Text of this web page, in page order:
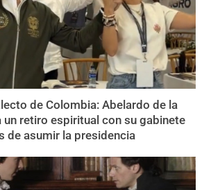
de Colombia: Abelardo de la
un retiro espiritual con su gabinete
de asumir la presidencia